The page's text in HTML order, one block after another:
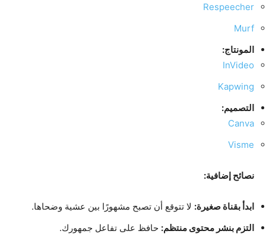
Respeecher
Murf
المونتاج:
InVideo
Kapwing
التصميم:
Canva
Visme
نصائح إضافية:
ابدأ بقناة صغيرة: لا تتوقع أن تصبح مشهورًا بين عشية وضحاها.
التزم بنشر محتوى منتظم: حافظ على تفاعل جمهورك.